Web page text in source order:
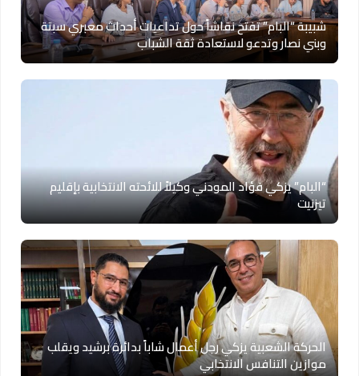
شبيبة “البام” تفتح نقاشاً حول تداعيات أحداث معبري سبتة
وبني نصار وتدعو لاستعادة ثقة الشباب
“البام” يزكي فؤاد المودني وكيلاً للائحته الانتخابية بإقليم
تيزنيت
الحركة الشعبية يزكي رجل أعمال شاباً بدائرة برشيد ويقلب
موازين التنافس الانتخابي